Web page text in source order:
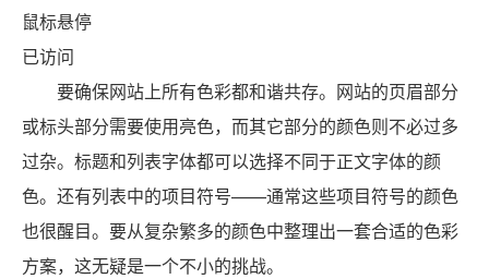
鼠标悬停
已访问
要确保网站上所有色彩都和谐共存。网站的页眉部分
或标头部分需要使用亮色，而其它部分的颜色则不必过多
过杂。标题和列表字体都可以选择不同于正文字体的颜
色。还有列表中的项目符号——通常这些项目符号的颜色
也很醒目。要从复杂繁多的颜色中整理出一套合适的色彩
方案，这无疑是一个不小的挑战。